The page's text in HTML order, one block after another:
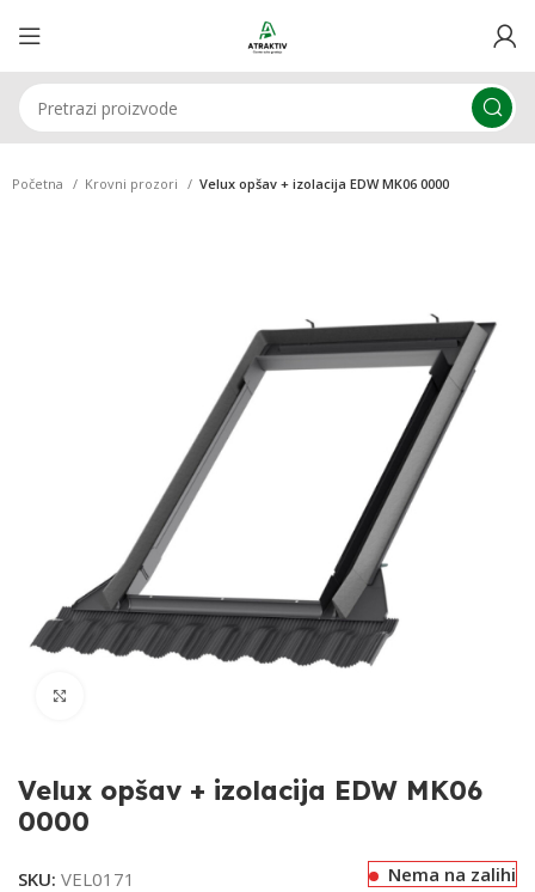
Početna Krovni prozori Velux opšav + izolacija EDW MK06 0000
Velux opšav + izolacija EDW MK06
0000
SKU:VEL0171 Nema na zalihi